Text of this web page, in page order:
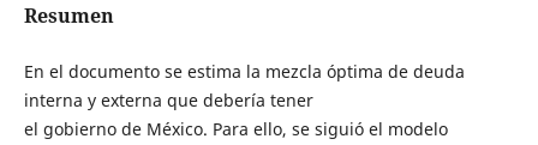
Resumen
En el documento se estima la mezcla óptima de deuda
interna y externa que debería tener
el gobierno de México. Para ello, se siguió el modelo